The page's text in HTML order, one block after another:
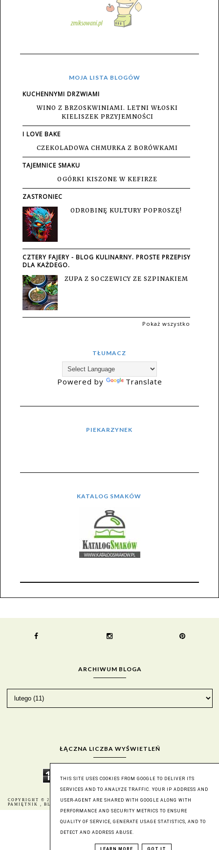
MOJA LISTA BLOGÓW
KUCHENNYMI DRZWIAMI
WINO Z BRZOSKWINIAMI. LETNI WŁOSKI
KIELISZEK PRZYJEMNOŚCI
I LOVE BAKE
CZEKOLADOWA CHMURKA Z BORÓWKAMI
TAJEMNICE SMAKU
OGÓRKI KISZONE W KEFIRZE
ZASTRONIEC
ODROBINĘ KULTURY POPROSZĘ!
CZTERY FAJERY - BLOG KULINARNY. PROSTE PRZEPISY
DLA KAŻDEGO.
ZUPA Z SOCZEWICY ZE SZPINAKIEM
Pokaż wszystko
TŁUMACZ
Powered by Translate
PIEKARZYNEK
KATALOG SMAKÓW
ARCHIWUM BLOGA
ŁĄCZNA LICZBA WYŚWIETLEŃ
1 9 3 2 3 9 4 9
COPYRIGHT © 2016
BERNIKA - MÓJ KULINARNY
PAMIĘTNIK , BLOGGER
BLOG DESIGN:
THIS SITE USES COOKIES FROM GOOGLE TO DELIVER ITS
SERVICES AND TO ANALYZE TRAFFIC. YOUR IP ADDRESS AND
USER-AGENT ARE SHARED WITH GOOGLE ALONG WITH
PERFORMANCE AND SECURITY METRICS TO ENSURE
QUALITY OF SERVICE, GENERATE USAGE STATISTICS, AND TO
DETECT AND ADDRESS ABUSE.
LEARN MORE GOT IT